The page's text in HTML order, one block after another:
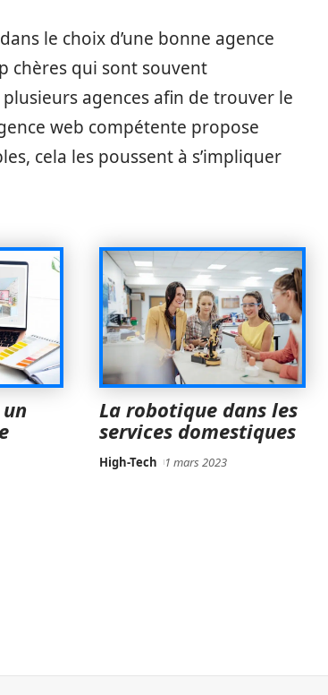
le choix d’une bonne agence
chères qui sont souvent
agences afin de trouver le
web compétente propose
cela les poussent à s’impliquer
La robotique dans les
services domestiques
High-Tech 1 mars 2023